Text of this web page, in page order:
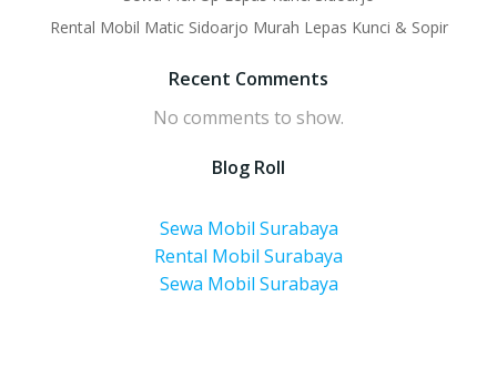
Rental Mobil Matic Sidoarjo Murah Lepas Kunci & Sopir
Recent Comments
No comments to show.
Blog Roll
Sewa Mobil Surabaya
Rental Mobil Surabaya
Sewa Mobil Surabaya